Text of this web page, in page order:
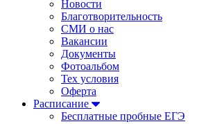
Новости
Благотворительность
СМИ о нас
Вакансии
Документы
Фотоальбом
Тех условия
Оферта
Расписание
Бесплатные пробные ЕГЭ